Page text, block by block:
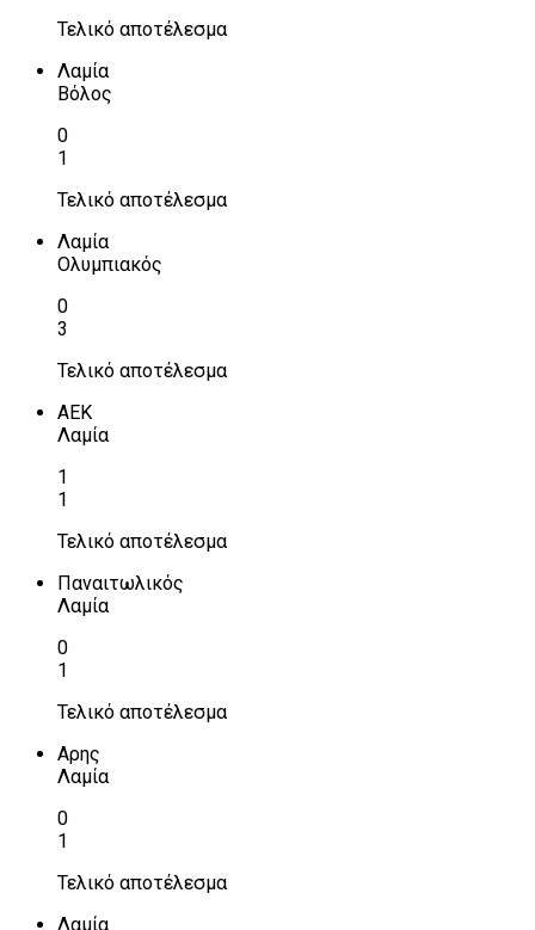
Τελικό αποτέλεσμα
Λαμία
Βόλος
0
1
Τελικό αποτέλεσμα
Λαμία
Ολυμπιακός
0
3
Τελικό αποτέλεσμα
ΑΕΚ
Λαμία
1
1
Τελικό αποτέλεσμα
Παναιτωλικός
Λαμία
0
1
Τελικό αποτέλεσμα
Αρης
Λαμία
0
1
Τελικό αποτέλεσμα
Λαμία